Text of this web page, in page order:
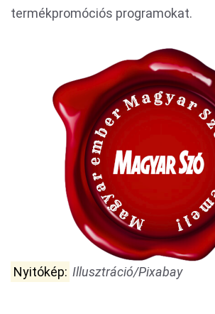
termékpromóciós programokat.
Nyitókép: Illusztráció/Pixabay